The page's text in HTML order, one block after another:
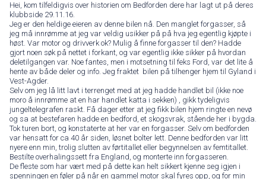
Hei, kom tilfeldigvis over historien om Bedforden dere har lagt ut på deres
klubbside 29.11.16.
Jeg er den heldige eieren av denne bilen nå. Den manglet forgasser, så
jeg må innrømme at jeg var veldig usikker på på hva jeg egentlig kjøpte i
høst. Var motor og drivverk ok? Mulig å finne forgasser til den? Hadde
gjort noen søk på nettet i forkant, og var egentlig ikke sikker på hvordan
deletilgangen var. Noe fantes, men i motsetning til feks Ford, var det lite å
hente av både deler og info. Jeg fraktet bilen på tilhenger hjem til Gyland i
Vest-Agder.
Selv om jeg lå litt lavt i terrenget med at jeg hadde handlet bil (ikke noe
moro å innrømme at en har handlet katta i sekken) , gikk tydeligvis
jungeltelegrafen raskt. Få dager etter at jeg fikk bilen hjem ringte en nevø
og sa at bestefaren hadde en bedford, et skogsvrak, stående her i bygda.
Tok turen bort, og konstaterte at her var en forgasser. Selv om bedforden
var hensatt for ca 40 år siden, løsnet bolter lett. Denne bedforden var litt
nyere enn min, trolig slutten av førtitallet eller begynnelsen av femtitallet.
Bestilte overhalingssett fra England, og monterte inn forgasseren.
De fleste som har vært med på dette kan helt sikkert kjenne seg igjen i
spenningen en føler på når en gammel motor skal fyres opp, og for min